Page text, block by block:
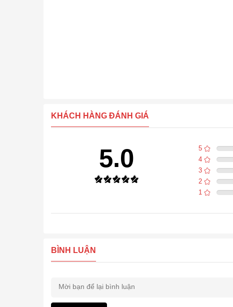
KHÁCH HÀNG ĐÁNH GIÁ
5.0
5
4
3
2
1
BÌNH LUẬN